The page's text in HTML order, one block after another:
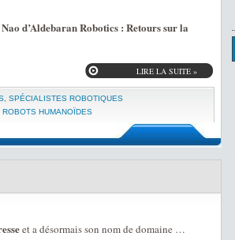
d’Aldebaran Robotics : Retours sur la
LIRE LA SUITE »
SPÉCIALISTES ROBOTIQUES
ROBOTS HUMANOÏDES
et a désormais son nom de domaine …